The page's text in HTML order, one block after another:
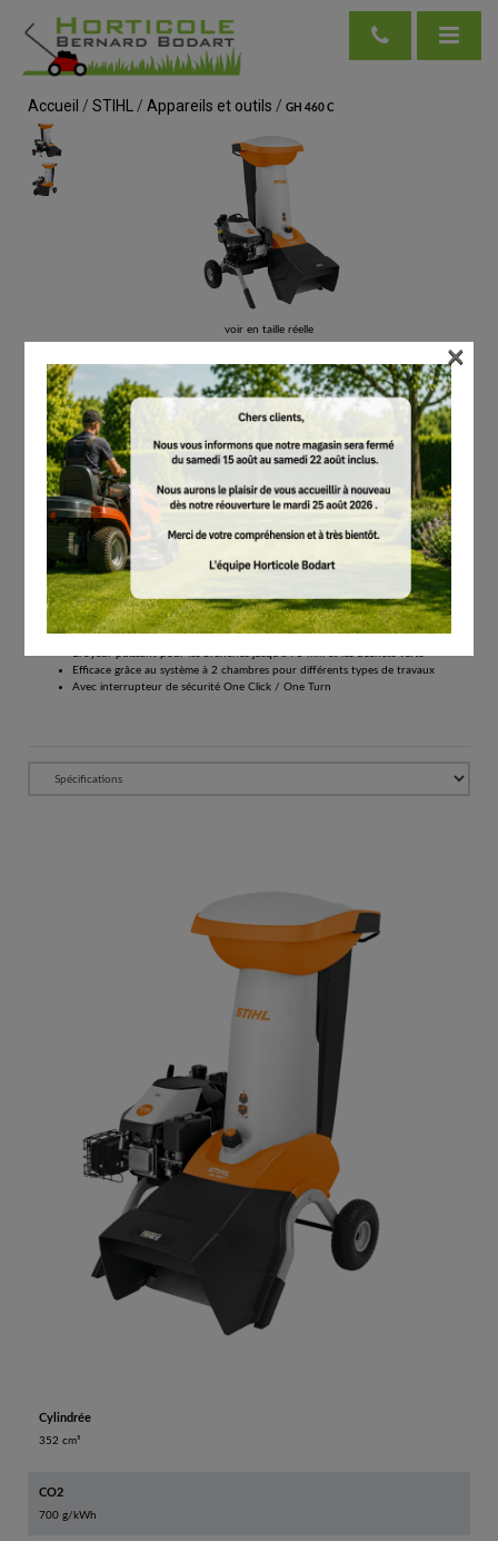
Accueil / STIHL/ Appareils et outils / GH 460 C
voir en taille réelle
GH 460 C
# 60122000016
Broyeurs de végétaux
2,599.00
Tous les prix comprennent la TVA de 21%.
Réserver
Broyeur thermique puissant
Transport facile grâce aux pneus et au châssis large
Pour de grands volumes de travail et de vastes zones
Broyeur puissant pour les branches jusqu'à 75 mm et les déchets verts
Efficace grâce au système à 2 chambres pour différents types de travaux
Avec interrupteur de sécurité One Click / One Turn
Cylindrée
352 cm³
CO2
700 g/kWh
×